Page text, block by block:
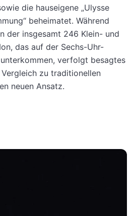
die hauseigene „Ulysse
beheimatet. Während
der insgesamt 246 Klein- und
das auf der Sechs-Uhr-
verfolgt besagtes
zu traditionellen
neuen Ansatz.